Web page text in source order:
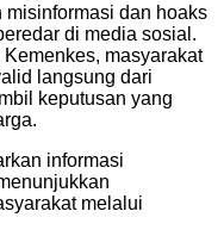
misinformasi dan hoaks
di media sosial.
masyarakat
langsung dari
keputusan yang
informasi
melalui